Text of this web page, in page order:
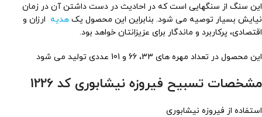
این سنگ از سنگهایی است که در احادیث در دست داشتن آن در زمان
نیایش بسیار توصیه می شود. بنابراین این محصول یک هدیه ارزان و
اقتصادی، پرکاربرد و ماندگار برای عزیزانتان خواهد بود.
این محصول در تعداد مهره های 33، 66 و 101 عددی تولید می شود
مشخصات تسبیح فیروزه نیشابوری کد 1226
استفاده از فیروزه نیشابوری